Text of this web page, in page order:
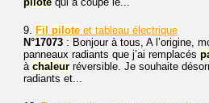
9. Fil pilote et tableau électrique
N°17073 : Bonjour à tous, A l’origine,
panneaux radiants que j’ai remplacés
à chaleur réversible. Je souhaite
radiants et...